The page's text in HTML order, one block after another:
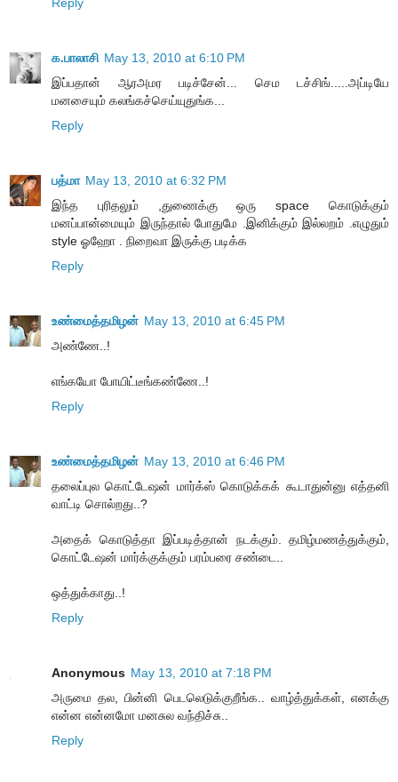
க.பாலாசி May 13, 2010 at 6:10 PM
இப்பதான் ஆரஅமர படிச்சேன்... செம டச்சிங்.....அப்டியே
மனசையும் கலங்கச்செய்யுதுங்க...
Reply
பத்மா May 13, 2010 at 6:32 PM
இந்த புரிதலும் ,துணைக்கு ஒரு space கொடுக்கும்
மனப்பான்மையும் இருந்தால் போதுமே .இனிக்கும் இல்லறம் .எழுதும்
style ஓஹோ . நிறைவா இருக்கு படிக்க
Reply
உண்மைத்தமிழன் May 13, 2010 at 6:45 PM
அண்ணே..!
எங்கயோ போயிட்டீங்கண்ணே..!
Reply
உண்மைத்தமிழன் May 13, 2010 at 6:46 PM
தலைப்புல கொட்டேஷன் மார்க்ஸ் கொடுக்கக் கூடாதுன்னு எத்தனி
வாட்டி சொல்றது..?
அதைக் கொடுத்தா இப்படித்தான் நடக்கும். தமிழ்மணத்துக்கும்,
கொட்டேஷன் மார்க்குக்கும் பரம்பரை சண்டை..
ஒத்துக்காது..!
Reply
Anonymous May 13, 2010 at 7:18 PM
அருமை தல, பின்னி பெடலெடுக்குறீங்க.. வாழ்த்துக்கள், எனக்கு
என்ன என்னமோ மனசுல வந்திச்சு..
Reply